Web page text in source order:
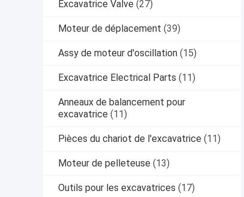
Excavatrice Valve (27)
Moteur de déplacement (39)
Assy de moteur d'oscillation (15)
Excavatrice Electrical Parts (11)
Anneaux de balancement pour
excavatrice (11)
Pièces du chariot de l'excavatrice (11)
Moteur de pelleteuse (13)
Outils pour les excavatrices (17)